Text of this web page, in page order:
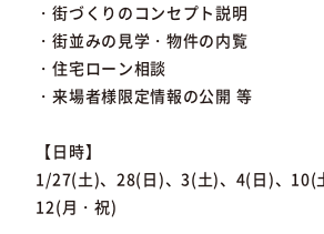
・街づくりのコンセプト説明
・街並みの見学・物件の内覧
・住宅ローン相談
・来場者様限定情報の公開 等
【日時】
1/27(土)、28(日)、3(土)、4(日)、10(
12(月・祝)